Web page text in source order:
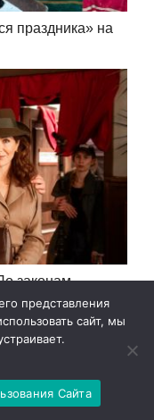
праздника» на
законам
представления
сайт, мы
Сайта